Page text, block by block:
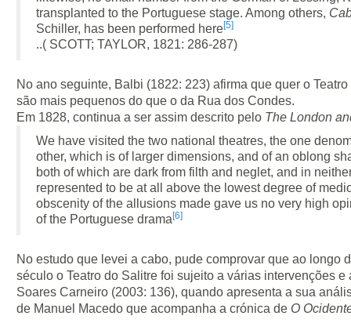
transplanted to the Portuguese stage. Among others,
Schiller, has been performed here[5]
..( SCOTT; TAYLOR, 1821: 286-287)
No ano seguinte, Balbi (1822: 223) afirma que quer o
são mais pequenos do que o da Rua dos Condes.
Em 1828, continua a ser assim descrito pelo The London
We have visited the two national theatres, the one
other, which is of larger dimensions, and of an oblong
both of which are dark from filth and neglet, and in
represented to be at all above the lowest degree of
obscenity of the allusions made gave us no very high
of the Portuguese drama [6]
No estudo que levei a cabo, pude comprovar que ao longo
século o Teatro do Salitre foi sujeito a várias intervenções
Soares Carneiro (2003: 136), quando apresenta a sua
de Manuel Macedo que acompanha a crónica de O